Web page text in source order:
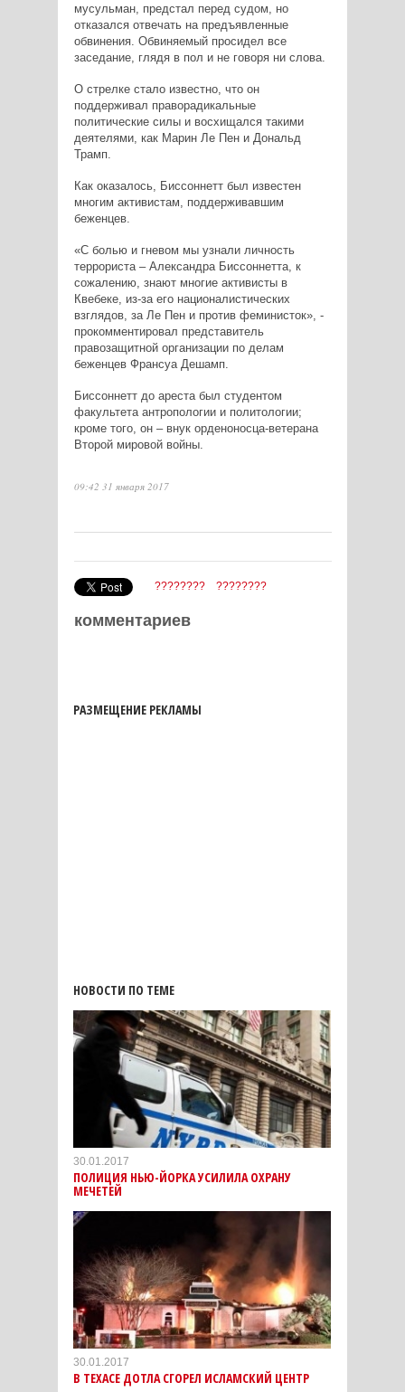
мусульман, предстал перед судом, но
отказался отвечать на предъявленные
обвинения. Обвиняемый просидел все
заседание, глядя в пол и не говоря ни слова.
О стрелке стало известно, что он
поддерживал праворадикальные
политические силы и восхищался такими
деятелями, как Марин Ле Пен и Дональд
Трамп.
Как оказалось, Биссоннетт был известен
многим активистам, поддерживавшим
беженцев.
«С болью и гневом мы узнали личность
террориста – Александра Биссоннетта, к
сожалению, знают многие активисты в
Квебеке, из-за его националистических
взглядов, за Ле Пен и против феминисток», -
прокомментировал представитель
правозащитной организации по делам
беженцев Франсуа Дешамп.
Биссоннетт до ареста был студентом
факультета антропологии и политологии;
кроме того, он – внук орденоносца-ветерана
Второй мировой войны.
09:42 31 января 2017
???????? ????????
комментариев
РАЗМЕЩЕНИЕ РЕКЛАМЫ
НОВОСТИ ПО ТЕМЕ
30.01.2017
ПОЛИЦИЯ НЬЮ-ЙОРКА УСИЛИЛА ОХРАНУ
МЕЧЕТЕЙ
30.01.2017
В ТЕХАСЕ ДОТЛА СГОРЕЛ ИСЛАМСКИЙ ЦЕНТР